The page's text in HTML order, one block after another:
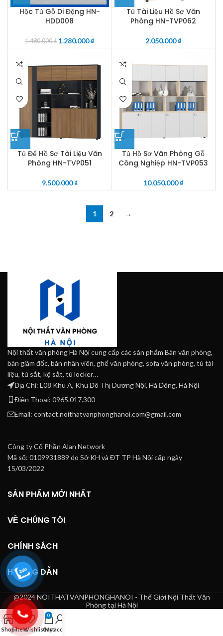
Hộc Tủ Gỗ Di Động HN-
HDD008
1.480.000₫ 1.280.000₫
Tủ Tài Liệu Hồ Sơ Văn
Phòng HN-TVP062
2.050.000₫
Tủ Để Hồ Sơ Tài Liệu Văn
Phòng HN-TVP051
9.500.000₫
Tủ Hồ Sơ Văn Phòng Gỗ
Công Nghiệp HN-TVP053
10.050.000₫
1 2 →
Nội thất văn phòng Hà Nội cung cấp các sản phẩm Bàn văn phòng,
bàn giám đốc, bàn nhân viên, ghế văn phòng, sofa văn phòng, tủ tài
liệu, tủ sắt, kệ sắt, tủ locker…
Địa Chỉ: L08 Khu A, Khu Đô Thị Dương Nội, Hà Đông, Hà Nội
Điện Thoại: 0965.017.300
Email: contact.noithatvanphonghanoi.com@gmail.com
Công ty Cổ Phần Alan Network
Mã số: 0109931889 do Sở KH và ĐT TP Hà Nội cấp ngày
15/03/2022
SẢN PHẨM MỚI NHẤT
VỀ CHÚNG TÔI
CHÍNH SÁCH
HƯỚNG DẪN
@2024 NOITHATVANPHONGHANOI - Thế Giới Nội Thất Văn
Phòng tại Hà Nội
ShopFiltersWishlist
0
Cart
My account